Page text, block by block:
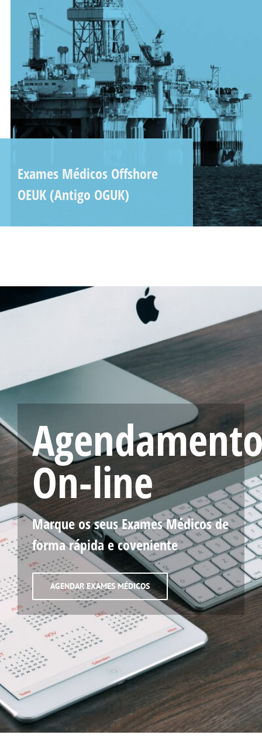
Exames Médicos Offshore
OEUK (Antigo OGUK)
On-line
Marque os seus Exames Médicos de
forma rápida e coveniente
AGENDAR EXAMES MÉDICOS